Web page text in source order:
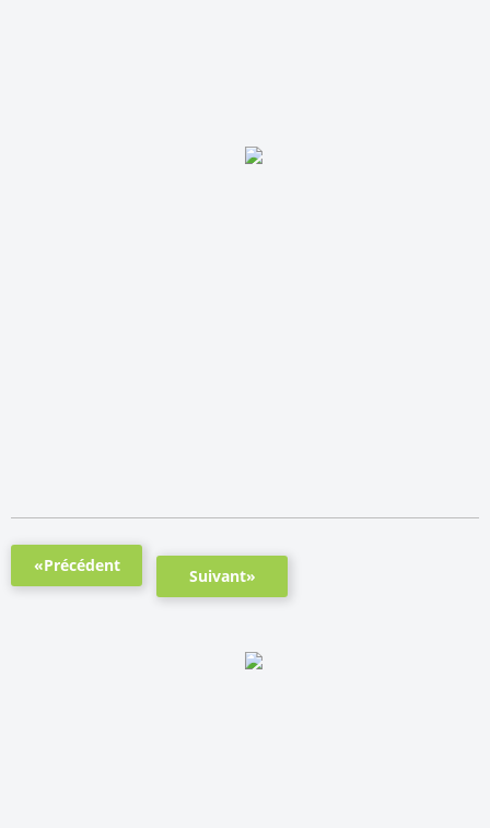
«Précédent
Suivant»